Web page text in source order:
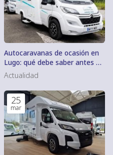
Autocaravanas de ocasión en
Lugo: qué debe saber antes de
comprar
Actualidad
25
mar